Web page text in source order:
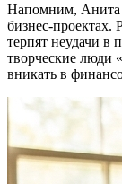
Напомним, Анита
бизнес-проектах.
терпят неудачи в
творческие люди
вникать в